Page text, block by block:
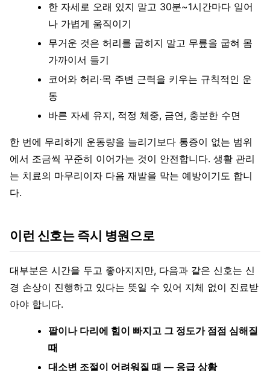
한 자세로 오래 있지 말고 30분~1시간마다 일어
나 가볍게 움직이기
무거운 것은 허리를 굽히지 말고 무릎을 굽혀 몸
가까이서 들기
코어와 허리·목 주변 근력을 키우는 규칙적인 운
동
바른 자세 유지, 적정 체중, 금연, 충분한 수면
한 번에 무리하게 운동량을 늘리기보다 통증이 없는 범위
에서 조금씩 꾸준히 이어가는 것이 안전합니다. 생활 관리
는 치료의 마무리이자 다음 재발을 막는 예방이기도 합니
다.
이런 신호는 즉시 병원으로
대부분은 시간을 두고 좋아지지만, 다음과 같은 신호는 신
경 손상이 진행하고 있다는 뜻일 수 있어 지체 없이 진료받
아야 합니다.
팔이나 다리에 힘이 빠지고 그 정도가 점점 심해질
때
대소변 조절이 어려워질 때 — 응급 상황